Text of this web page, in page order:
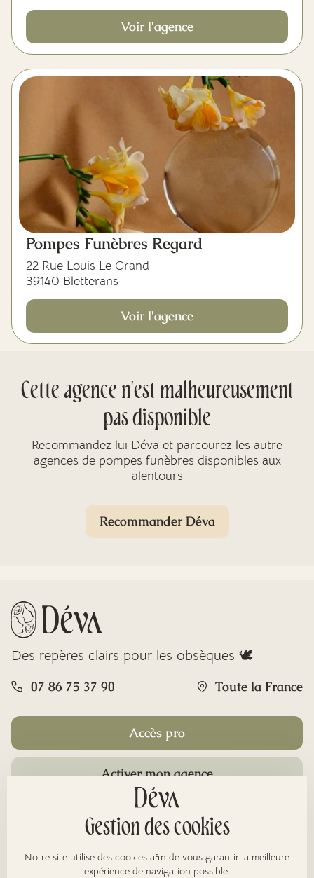
Voir l'agence
Pompes Funèbres Regard
22 Rue Louis Le Grand
39140 Bletterans
Voir l'agence
Cette agence n'est malheureusement
pas disponible
Recommandez lui Déva et parcourez les autre
agences de pompes funèbres disponibles aux
alentours
Recommander Déva
Des repères clairs pour les obsèques 🕊️
07 86 75 37 90 Toute la France
Accès pro
Activer mon agence
Gestion des cookies
Notre site utilise des cookies afin de vous garantir la meilleure
expérience de navigation possible.